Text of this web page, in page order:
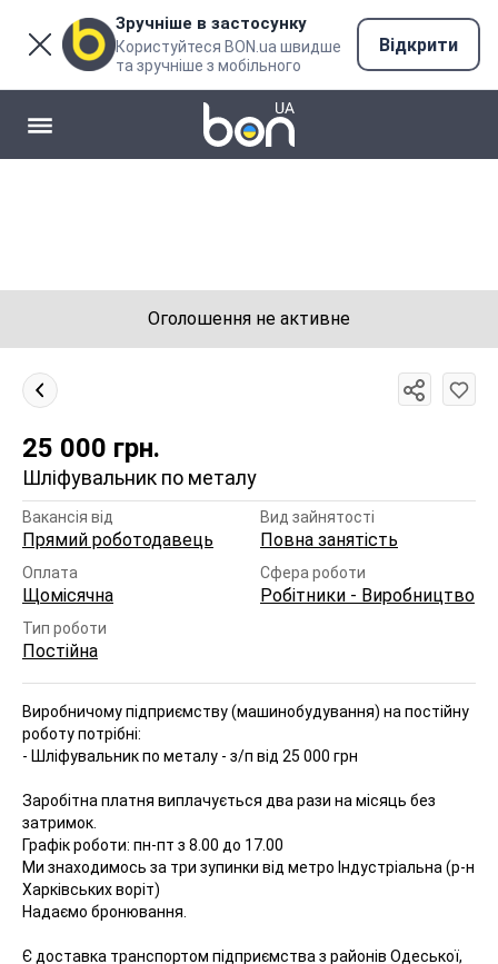
Зручніше в застосунку
Користуйтеся BON.ua швидше
та зручніше з мобільного
Відкрити
Оголошення не активне
25 000 грн.
Шліфувальник по металу
Вакансія від
Прямий роботодавець
Вид зайнятості
Повна занятість
Оплата
Щомісячна
Сфера роботи
Робітники - Виробництво
Тип роботи
Постійна
Виробничому підприємству (машинобудування) на постійну
роботу потрібні:
- Шліфувальник по металу - з/п від 25 000 грн
Заробітна платня виплачується два рази на місяць без
затримок.
Графік роботи: пн-пт з 8.00 до 17.00
Ми знаходимось за три зупинки від метро Індустріальна (р-н
Харківських воріт)
Надаємо бронювання.
Є доставка транспортом підприємства з районів Одеської,